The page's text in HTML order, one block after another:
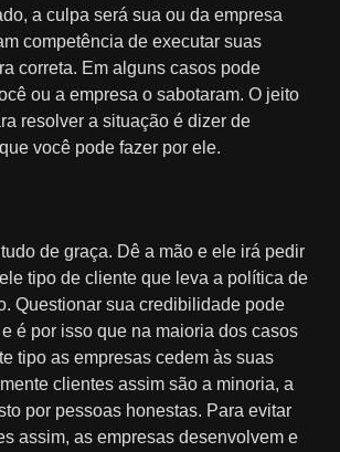
a culpa será sua ou da empresa
competência de executar suas
correta. Em alguns casos pode
ou a empresa o sabotaram. O jeito
resolver a situação é dizer de
você pode fazer por ele.
de graça. Dê a mão e ele irá pedir
tipo de cliente que leva a política de
Questionar sua credibilidade pode
é por isso que na maioria dos casos
tipo as empresas cedem às suas
clientes assim são a minoria, a
por pessoas honestas. Para evitar
assim, as empresas desenvolvem e